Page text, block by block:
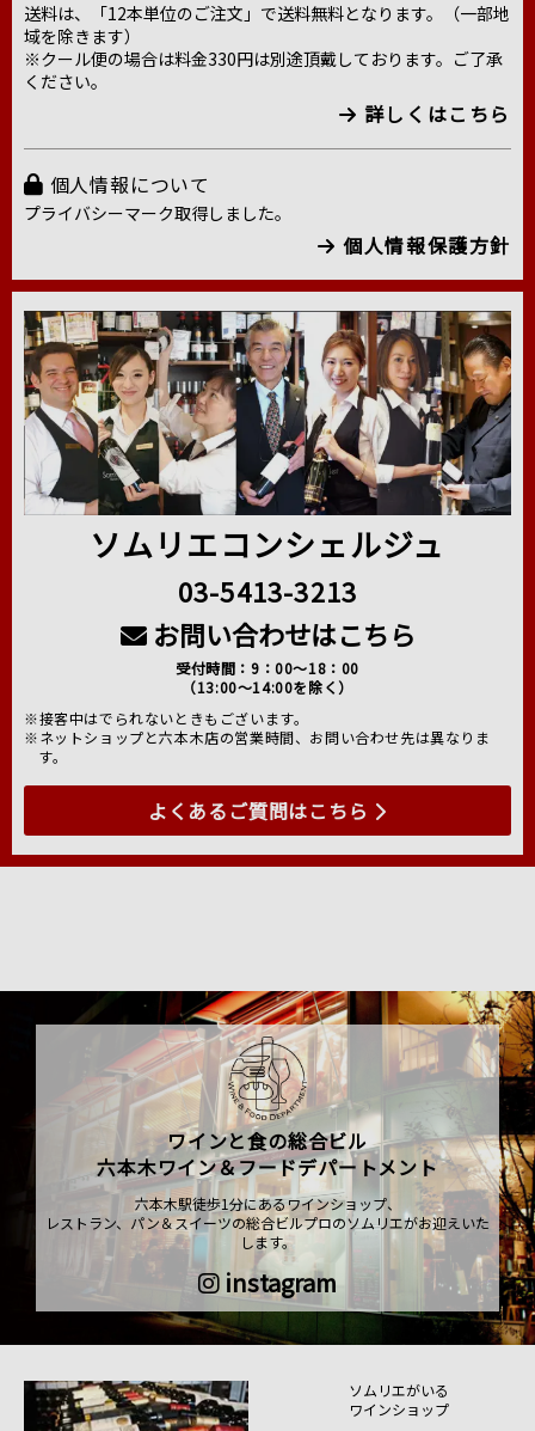
送料は、「12本単位のご注文」で送料無料となります。（一部地
域を除きます）
※クール便の場合は料金330円は別途頂戴しております。ご了承
ください。
詳しくはこちら
個人情報について
プライバシーマーク取得しました。
個人情報保護方針
ソムリエコンシェルジュ
03-5413-3213
お問い合わせはこちら
受付時間：9：00～18：00
（13:00～14:00を除く）
※接客中はでられないときもございます。
※ネットショップと六本木店の営業時間、お問い合わせ先は異なりま
す。
よくあるご質問はこちら
ワインと食の総合ビル
六本木ワイン＆フードデパートメント
六本木駅徒歩1分にあるワインショップ、
レストラン、パン＆スイーツの総合ビルプロのソムリエがお迎えいた
します。
instagram
ソムリエがいる
ワインショップ